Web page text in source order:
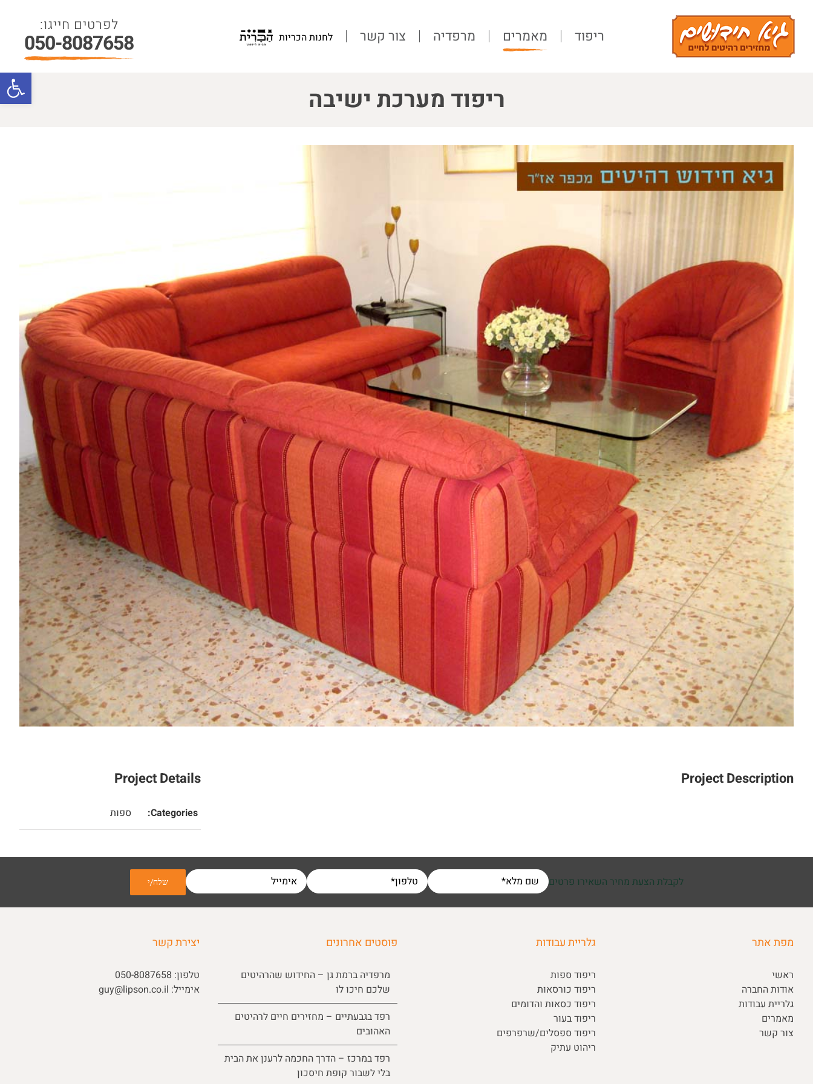
פתח
content
ריפוד מאמרים מרפדיה צור קשר לחנות הכריות 050-8087658
ריפוד מערכת ישיבה
Larger
Image
Project Description
Project Details
Categories: ספות
לקבלת הצעת מחיר השאירו פרטים
מפת אתר
ראשי
אודות החברה
גלריית עבודות
מאמרים
צור קשר
גלריית עבודות
ריפוד ספות
ריפוד כורסאות
ריפוד כסאות והדומים
ריפוד בעור
ריפוד ספסלים/שרפרפים
ריהוט עתיק
פוסטים אחרונים
מרפדיה ברמת גן – החידוש שהרהיטים
שלכם חיכו לו
רפד בגבעתיים – מחזירים חיים לרהיטים
האהובים
רפד במרכז – הדרך החכמה לרענן את הבית
בלי לשבור קופת חיסכון
יצירת קשר
טלפון: 050-8087658
אימייל: guy@lipson.co.il